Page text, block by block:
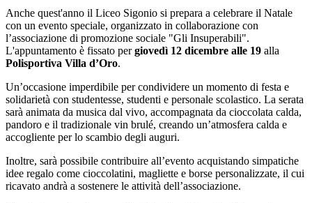
Anche quest'anno il Liceo Sigonio si prepara a celebrare il Natale
con un evento speciale, organizzato in collaborazione con
l’associazione di promozione sociale "Gli Insuperabili".
L'appuntamento è fissato pergiovedì 12 dicembre alle 19 alla
Polisportiva Villa d’Oro.
Un’occasione imperdibile per condividere un momento di festa e
solidarietà con studentesse, studenti e personale scolastico. La serata
sarà animata da musica dal vivo, accompagnata da cioccolata calda,
pandoro e il tradizionale vin brulé, creando un’atmosfera calda e
accogliente per lo scambio degli auguri.
Inoltre, sarà possibile contribuire all’evento acquistando simpatiche
idee regalo come cioccolatini, magliette e borse personalizzate, il cui
ricavato andrà a sostenere le attività dell’associazione.